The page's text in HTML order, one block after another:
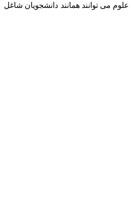
می توانند همانند دانشجویان شاغل